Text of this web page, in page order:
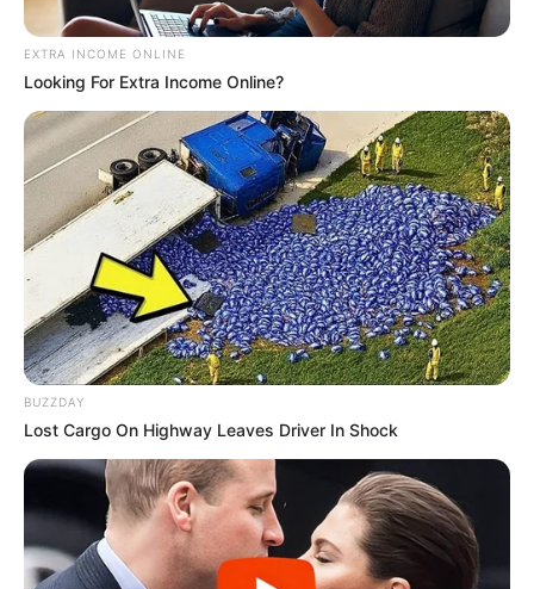
EXTRA INCOME ONLINE
Looking For Extra Income Online?
BUZZDAY
Lost Cargo On Highway Leaves Driver In Shock